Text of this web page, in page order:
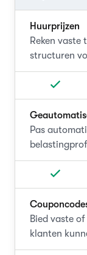
Huurprijzen
Reken vaste
structuren
Pas
Bied vaste
klanten